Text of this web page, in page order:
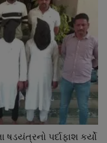
પર્દાફાશ કર્યો